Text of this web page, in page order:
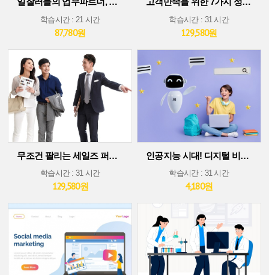
학습시간 : 21 시간
87,780원
학습시간 : 31 시간
129,580원
무조건 팔리는 세일즈 퍼포먼스 스킬
학습시간 : 31 시간
129,580원
인공지능 시대! 디지털 비즈니스 플랫폼에서 살아남기(30차시 ver)
학습시간 : 31 시간
4,180원